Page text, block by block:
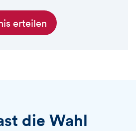
erteilen
die Wahl